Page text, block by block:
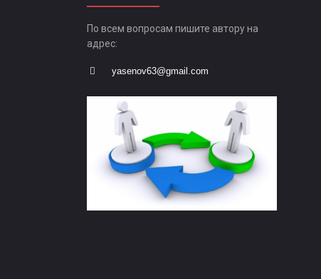
По всем вопросам пишите автору на
адрес:
yasenov63@gmail.com